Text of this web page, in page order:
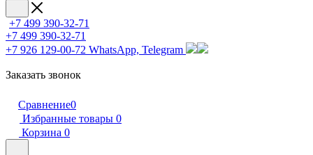
+7 499 390-32-71
+7 499 390-32-71
+7 926 129-00-72 WhatsApp, Telegram
Заказать звонок
Сравнение0
Избранные товары 0
Корзина 0